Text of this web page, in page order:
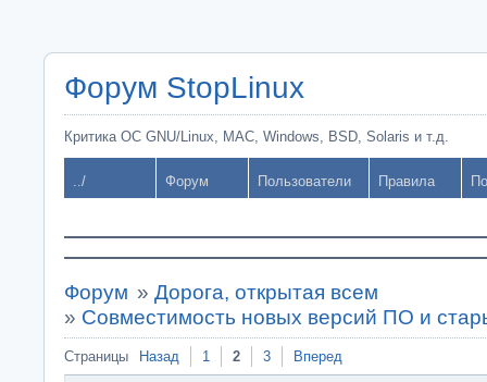
Форум StopLinux
Критика ОС GNU/Linux, MAC, Windows, BSD, Solaris и т.д.
../ Форум Пользователи Правила
Форум » Дорога, открытая всем
» Совместимость новых версий ПО и
Страницы Назад 1 2 3 Вперед